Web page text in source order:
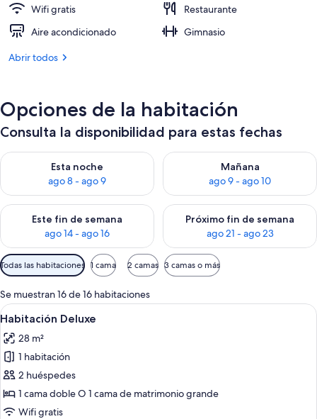
Wifi gratis
Restaurante
Aire acondicionado
Gimnasio
Abrir todos
Opciones de la habitación
Consulta la disponibilidad para estas fechas
Esta noche
ago 8 - ago 9
Consulta la disponibilidad para esta noche, ago 8 - ago 9
Mañana
ago 9 - ago 10
Consulta la disponibilidad
Este fin de semana
ago 14 - ago 16
Consulta la disponibilidad para este fin de semana, ago 14 -
Próximo fin de semana
ago 21 - ago 23
Consulta la disponibilidad
Filtros
disponibles
para
las
habitaciones
Todas las habitaciones 1 cama 2 camas 3 camas o más
Se muestran 16 de 16 habitaciones
Abrir
todas
las
fotos
de
Habitación
Deluxe
Una habitación de hotel moderna
9
Habitación Deluxe
28 m²
1 habitación
2 huéspedes
1 cama doble O 1 cama de matrimonio grande
Wifi gratis